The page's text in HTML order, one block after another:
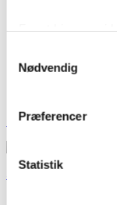
Nødvendig
Præferencer
Statistik
Lyt til
din krop
Film